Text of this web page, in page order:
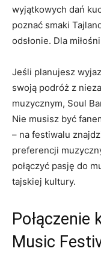
wyjątkowych dań
poznać smaki
odsłonie.⁢ Dla
Jeśli planujesz
swoją podróż ⁤z
muzycznym, Soul
Nie musisz być
– na festiwalu
preferencji
połączyć pasję do⁢
tajskiej kultury.
Połączenie
Music